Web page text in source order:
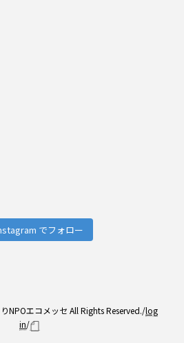
でフォロー
NPOエコメッセ All Rights Reserved./log
in/